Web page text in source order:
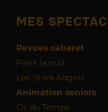
MES
Revues cabaret
Paris la nuit
Les Stars Angels
Animation seniors
Or du Temps